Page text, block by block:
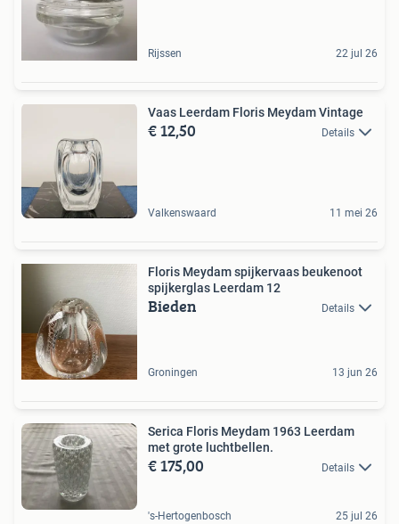
Rijssen 22 jul 26
Vaas Leerdam Floris Meydam Vintage
€ 12,50 Details
Valkenswaard 11 mei 26
Floris Meydam spijkervaas beukenoot
spijkerglas Leerdam 12
Bieden Details
Groningen 13 jun 26
Serica Floris Meydam 1963 Leerdam
met grote luchtbellen.
€ 175,00 Details
's-Hertogenbosch 25 jul 26